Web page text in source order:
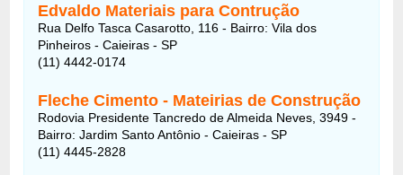
Edvaldo Materiais para Contrução
Rua Delfo Tasca Casarotto, 116 - Bairro: Vila dos
Pinheiros - Caieiras - SP
(11) 4442-0174
Fleche Cimento - Mateirias de Construção
Rodovia Presidente Tancredo de Almeida Neves, 3949 -
Bairro: Jardim Santo Antônio - Caieiras - SP
(11) 4445-2828